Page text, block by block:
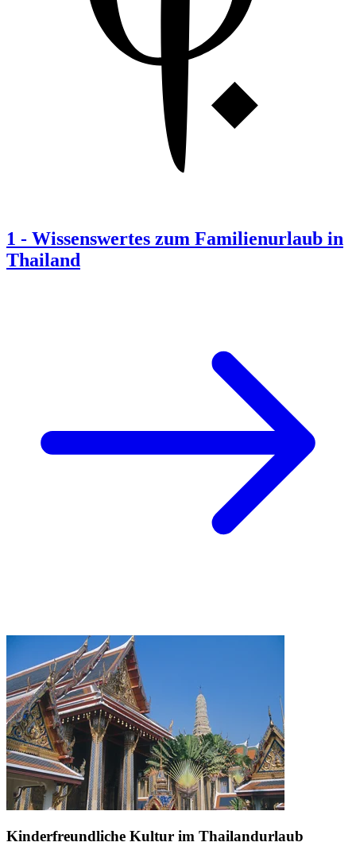
1 - Wissenswertes zum Familienurlaub in
Thailand
Kinderfreundliche Kultur im Thailandurlaub